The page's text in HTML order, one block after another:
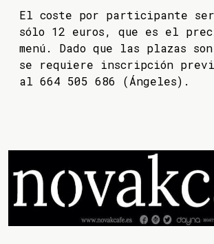
El coste por participante
sólo 12 euros, que es el
menú. Dado que las plazas
se requiere inscripción
al 664 505 686 (Ángeles).